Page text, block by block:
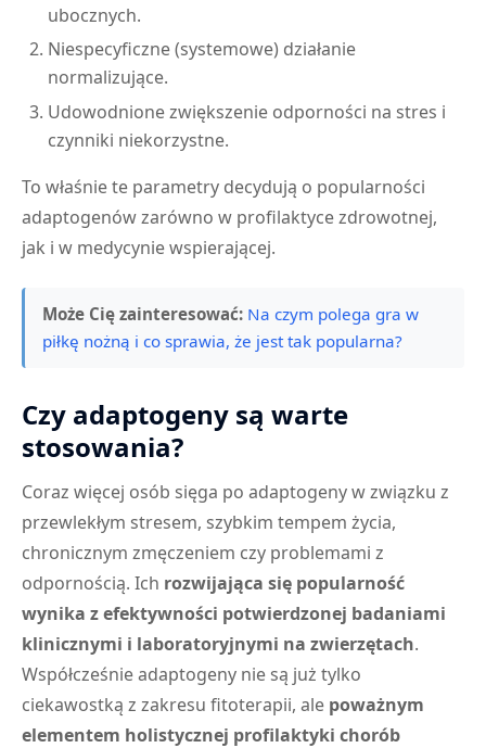
ubocznych.
Niespecyficzne (systemowe) działanie
normalizujące.
Udowodnione zwiększenie odporności na stres i
czynniki niekorzystne.
To właśnie te parametry decydują o popularności
adaptogenów zarówno w profilaktyce zdrowotnej,
jak i w medycynie wspierającej.
Może Cię zainteresować: Na czym polega gra w
piłkę nożną i co sprawia, że jest tak popularna?
Czy adaptogeny są warte
stosowania?
Coraz więcej osób sięga po adaptogeny w związku z
przewlekłym stresem, szybkim tempem życia,
chronicznym zmęczeniem czy problemami z
odpornością. Ich rozwijająca się popularność
wynika z efektywności potwierdzonej badaniami
klinicznymi i laboratoryjnymi na zwierzętach.
Współcześnie adaptogeny nie są już tylko
ciekawostką z zakresu fitoterapii, ale poważnym
elementem holistycznej profilaktyki chorób